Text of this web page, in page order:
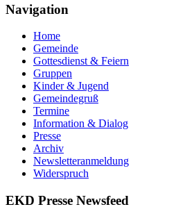
Navigation
Home
Gemeinde
Gottesdienst & Feiern
Gruppen
Kinder & Jugend
Gemeindegruß
Termine
Information & Dialog
Presse
Archiv
Newsletteranmeldung
Widerspruch
EKD Presse Newsfeed